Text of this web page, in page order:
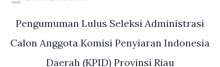
Pengumuman Lulus Seleksi Administrasi
Calon Anggota Komisi Penyiaran Indonesia
Daerah (KPID) Provinsi Riau